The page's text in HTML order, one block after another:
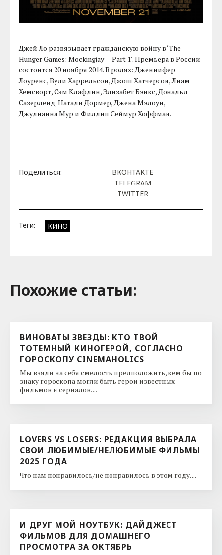
Джей Ло развязывает гражданскую войну в ‘The
Hunger Games: Mockingjay — Part 1′. Премьера в России
состоится 20 ноября 2014. В ролях: Дженнифер
Лоуренс, Вуди Харрельсон, Джош Хатчерсон, Лиам
Хемсворт, Сэм Клафлин, Элизабет Бэнкс, Дональд
Сазерленд, Натали Дормер, Джена Мэлоун,
Джулианна Мур и Филлип Сеймур Хоффман.
Поделиться:
ВКОНТАКТЕ
TELEGRAM
TWITTER
Теги: КИНО
Похожие cтатьи:
ВИНОВАТЫ ЗВЕЗДЫ: КТО ТВОЙ
ТОТЕМНЫЙ КИНОГЕРОЙ, СОГЛАСНО
ГОРОСКОПУ CINEMAHOLICS
Мы взяли на себя смелость предположить, кем бы по
знаку гороскопа могли быть герои известных
фильмов и сериалов. ...
LOVERS VS LOSERS: РЕДАКЦИЯ ВЫБРАЛА
СВОИ ЛЮБИМЫЕ/НЕЛЮБИМЫЕ ФИЛЬМЫ
2025 ГОДА
Что нам понравилось/не понравилось в этом году. ...
И ДРУГ МОЙ НОУТБУК: ДАЙДЖЕСТ
ФИЛЬМОВ ДЛЯ ДОМАШНЕГО
ПРОСМОТРА ЗА ОКТЯБРЬ